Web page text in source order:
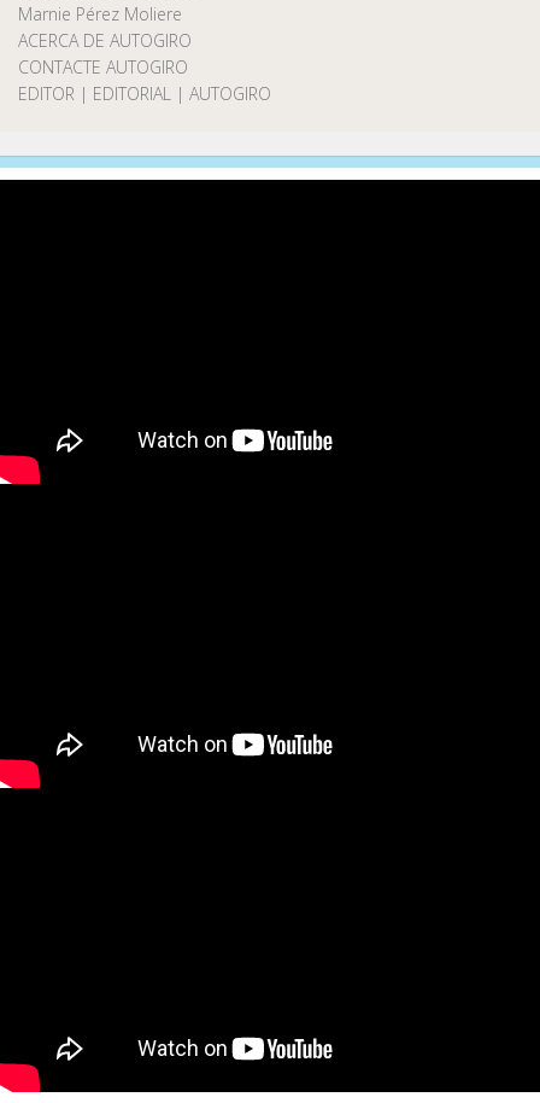
Marnie Pérez Moliere
ACERCA DE AUTOGIRO
CONTACTE AUTOGIRO
EDITOR | EDITORIAL | AUTOGIRO